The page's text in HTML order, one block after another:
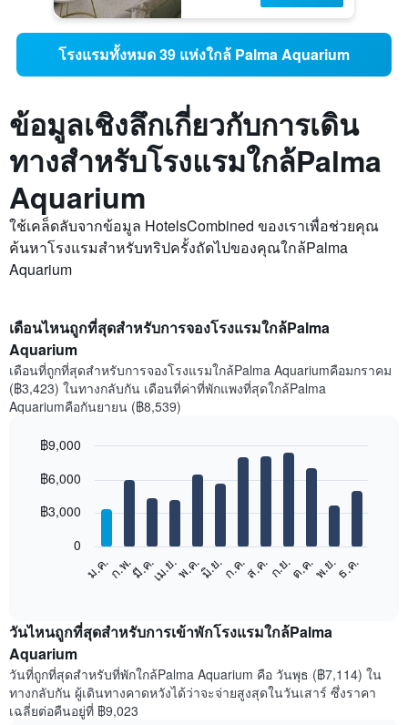
โรงแรมทั้งหมด 39 แห่งใกล้ Palma Aquarium
ข้อมูลเชิงลึกเกี่ยวกับการเดิน
ทางสำหรับโรงแรมใกล้Palma
Aquarium
ใช้เคล็ดลับจากข้อมูล HotelsCombined ของเราเพื่อช่วยคุณ
ค้นหาโรงแรมสำหรับทริปครั้งถัดไปของคุณใกล้Palma
Aquarium
เดือนไหนถูกที่สุดสำหรับการจองโรงแรมใกล้Palma
Aquarium
เดือนที่ถูกที่สุดสำหรับการจองโรงแรมใกล้Palma Aquariumคือมกราคม
(฿3,423) ในทางกลับกัน เดือนที่ค่าที่พักแพงที่สุดใกล้Palma
Aquariumคือกันยายน (฿8,539)
chart
12
bars.
แสดง
ราคา
เฉลี่ย
ของ
ห้อง
พัก
graphic.
ม.ค.ก.พ.มี.ค.เม.ย.พ.ค.มิ.ย.ก.ค.ส.ค.ก.ย.ต.ค.พ.ย.ธ.ค.
0
฿3,000
฿6,000
฿9,000
วันไหนถูกที่สุดสำหรับการเข้าพักโรงแรมใกล้Palma
Aquarium
วันที่ถูกที่สุดสำหรับที่พักใกล้Palma Aquarium คือ วันพุธ (฿7,114) ใน
ทางกลับกัน ผู้เดินทางคาดหวังได้ว่าจะจ่ายสูงสุดในวันเสาร์ ซึ่งราคา
เฉลี่ยต่อคืนอยู่ที่ ฿9,023